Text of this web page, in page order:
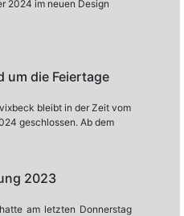
2024 im neuen Design
um die Feiertage
bleibt in der Zeit vom
geschlossen. Ab dem
2023
am letzten Donnerstag